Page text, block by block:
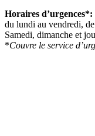
Horaires d’urgences*:
du lundi au vendredi,
Samedi, dimanche et
*Couvre le service